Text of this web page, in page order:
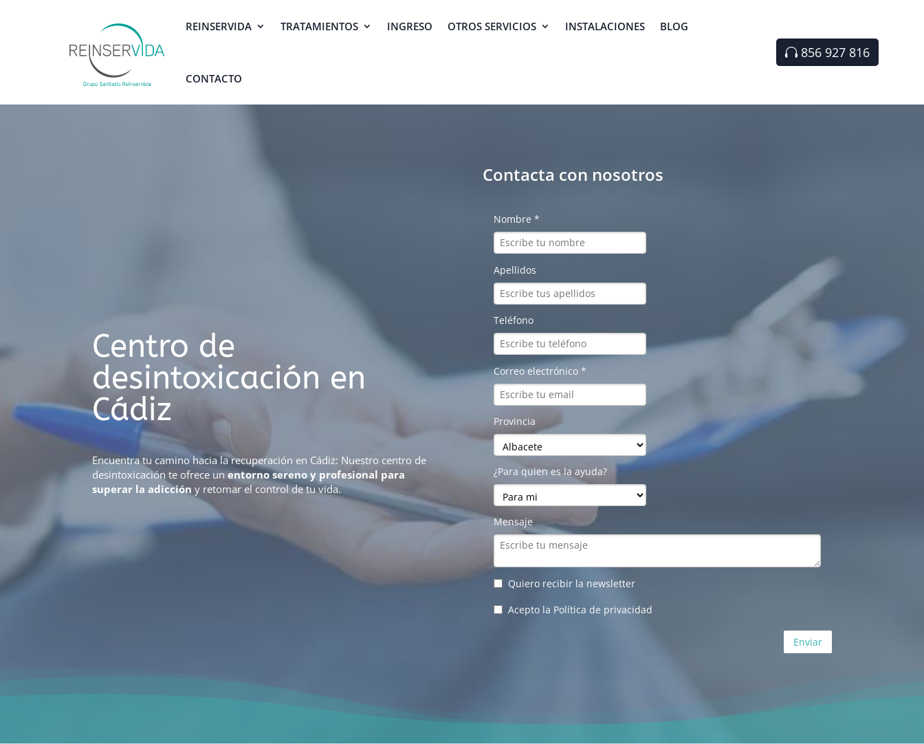
REINSERVIDA TRATAMIENTOS INGRESO OTROS SERVICIOS INSTALACIONES BLOG
CONTACTO
856 927 816
Centro de
desintoxicación en
Cádiz
Encuentra tu camino hacia la recuperación en Cádiz: Nuestro centro de
desintoxicación te ofrece unentorno sereno y profesional para
superar la adicción y retomar el control de tu vida.
Contacta con nosotros